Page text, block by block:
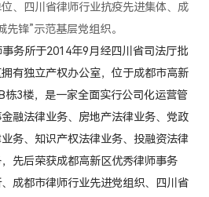
、四川省律师行业抗疫先进集体、成
锋”示范基层党组织。
务所于2014年9月经四川省司法厅批
有独立产权办公室，位于成都市高新
栋3楼，是一家全面实行公司化运营管
融法律业务、房地产法律业务、党政
务、知识产权法律业务、投融资法律
先后荣获成都高新区优秀律师事务
成都市律师行业先进党组织、四川省